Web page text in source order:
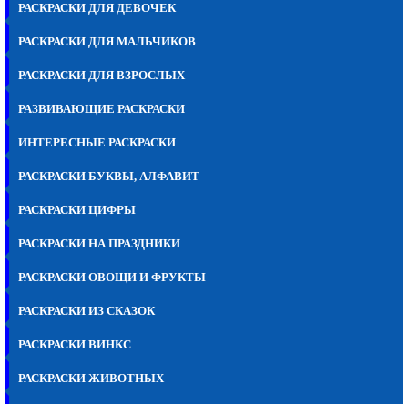
РАСКРАСКИ ДЛЯ ДЕВОЧЕК
РАСКРАСКИ ДЛЯ МАЛЬЧИКОВ
РАСКРАСКИ ДЛЯ ВЗРОСЛЫХ
РАЗВИВАЮЩИЕ РАСКРАСКИ
ИНТЕРЕСНЫЕ РАСКРАСКИ
РАСКРАСКИ БУКВЫ, АЛФАВИТ
РАСКРАСКИ ЦИФРЫ
РАСКРАСКИ НА ПРАЗДНИКИ
РАСКРАСКИ ОВОЩИ И ФРУКТЫ
РАСКРАСКИ ИЗ СКАЗОК
РАСКРАСКИ ВИНКС
РАСКРАСКИ ЖИВОТНЫХ